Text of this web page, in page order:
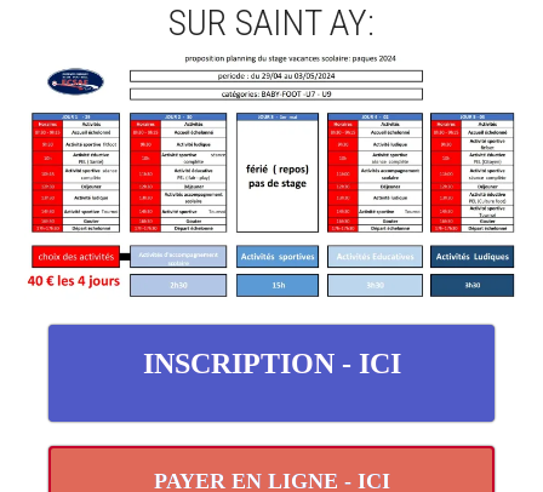
SUR SAINT AY:
INSCRIPTION - ICI
PAYER EN LIGNE - ICI